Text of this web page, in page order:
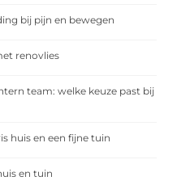
bij pijn en bewegen
renovlies
team: welke keuze past bij
huis en een fijne tuin
en tuin